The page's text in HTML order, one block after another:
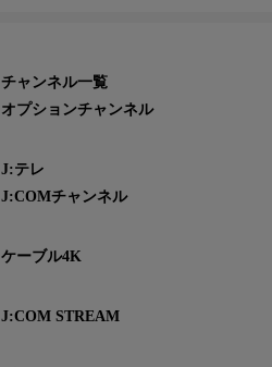
チャンネル一覧
オプションチャンネル
J:テレ
J:COMチャンネル
ケーブル4K
J:COM STREAM